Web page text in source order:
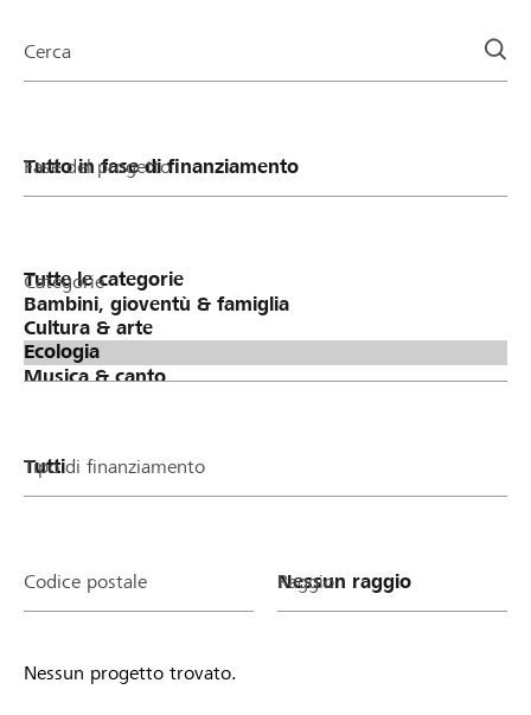
della
Cerca
Fase del progetto
Categorie
Tipo di finanziamento
Codice postale Raggio
Nessun progetto trovato.